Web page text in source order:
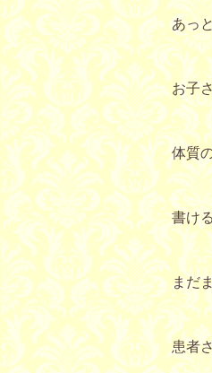
あっ
お子
体質
書け
まだ
患者